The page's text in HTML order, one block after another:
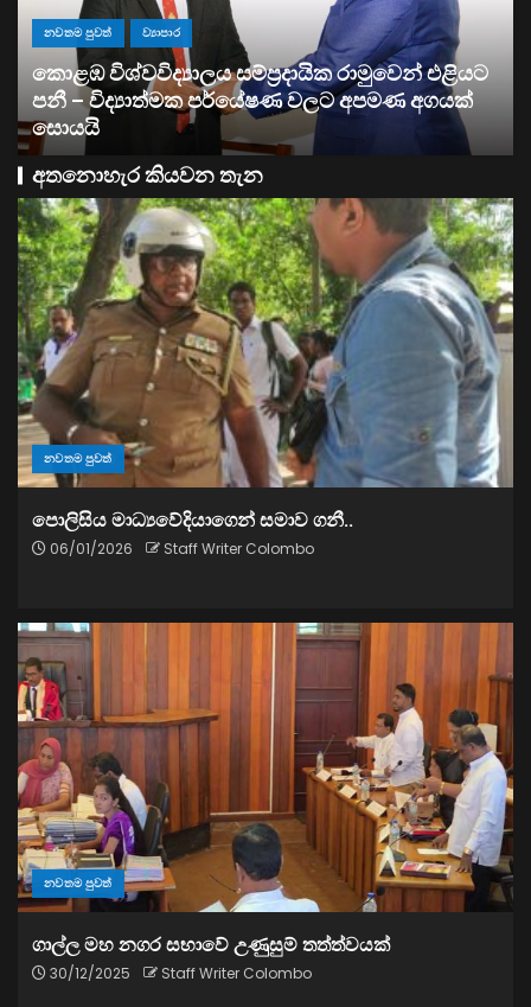
ව්‍යාපාර
සතොසෙන් සුපර් වැඩක් ..
අතනොහැර කියවන තැන
නවතම පුවත්
පොලිසිය මාධ්‍යවේදියාගෙන් සමාව ගනී..
06/01/2026 Staff Writer Colombo
නවතම පුවත්
ගාල්ල මහ නගර සභාවේ උණුසුම් තත්ත්වයක්
30/12/2025 Staff Writer Colombo